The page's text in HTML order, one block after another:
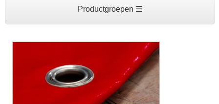
Productgroepen ☰